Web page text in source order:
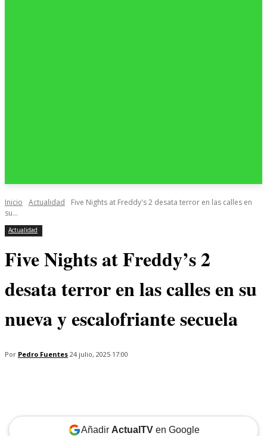
Inicio Actualidad
Five Nights at Freddy's 2 desata terror en las calles en
su...
Actualidad
Five Nights at Freddy’s 2
desata terror en las calles en su
nueva y escalofriante secuela
Por Pedro Fuentes 24 julio, 2025 17:00
Añadir ActualTVen Google